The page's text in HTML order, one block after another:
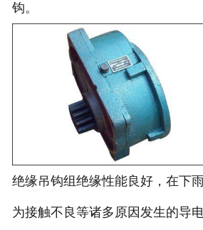
钩。
绝缘吊钩组绝缘性能良好，在下
为接触不良等诸多原因发生的导